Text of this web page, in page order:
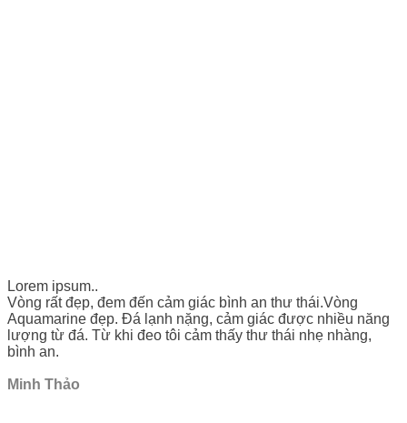
Lorem ipsum..
Vòng rất đẹp, đem đến cảm giác bình an thư thái.Vòng
Aquamarine đẹp. Đá lạnh nặng, cảm giác được nhiều năng
lượng từ đá. Từ khi đeo tôi cảm thấy thư thái nhẹ nhàng,
bình an.
Minh Thảo